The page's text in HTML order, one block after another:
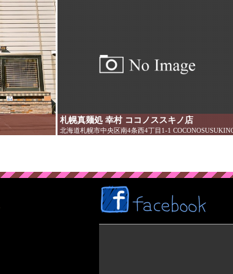
札幌真麺処 幸村 ココノススキノ店
北海道札幌市中央区南4条西4丁目1-1